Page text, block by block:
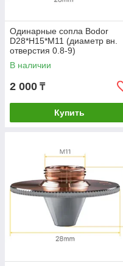
Одинарные сопла Bodor
D28*H15*М11 (диаметр вн.
отверстия 0.8-9)
В наличии
2 000 ₸
Купить